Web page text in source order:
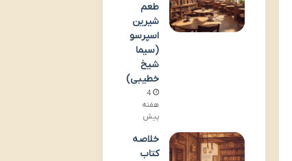
طعم
شیرین
اسپرسو
(سیما
شیخ
خطیبی)
4
هفته
پیش
خلاصه
کتاب